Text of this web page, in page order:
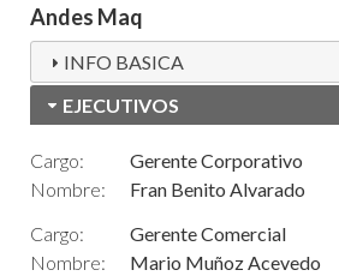
Andes Maq
INFO BASICA
EJECUTIVOS
Cargo:
Gerente Corporativo
Nombre:
Fran Benito Alvarado
Cargo:
Gerente Comercial
Nombre:
Mario Muñoz Acevedo